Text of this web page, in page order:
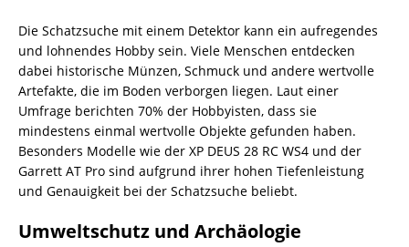
Die Schatzsuche mit einem Detektor kann ein aufregendes
und lohnendes Hobby sein. Viele Menschen entdecken
dabei historische Münzen, Schmuck und andere wertvolle
Artefakte, die im Boden verborgen liegen. Laut einer
Umfrage berichten 70% der Hobbyisten, dass sie
mindestens einmal wertvolle Objekte gefunden haben.
Besonders Modelle wie der XP DEUS 28 RC WS4 und der
Garrett AT Pro sind aufgrund ihrer hohen Tiefenleistung
und Genauigkeit bei der Schatzsuche beliebt.
Umweltschutz und Archäologie